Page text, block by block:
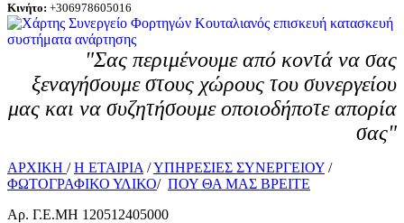
Κινήτο: +306978605016
"Σας περιμένουμε από κοντά να σας
ξεναγήσουμε στους χώρους του συνεργείου
μας και να συζητήσουμε οποιοδήποτε απορία
σας"
ΑΡΧΙΚΗ /H ΕΤΑΙΡΙΑ /ΥΠΗΡΕΣΙΕΣ ΣΥΝΕΡΓΕΙΟΥ /
ΦΩΤΟΓΡΑΦΙΚΟ ΥΛΙΚΟ/ ΠΟΥ ΘΑ ΜΑΣ ΒΡΕΙΤΕ
Αρ. Γ.Ε.ΜΗ 120512405000